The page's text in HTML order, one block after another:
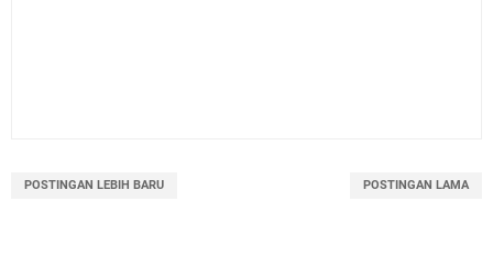
POSTINGAN LEBIH BARU POSTINGAN LAMA